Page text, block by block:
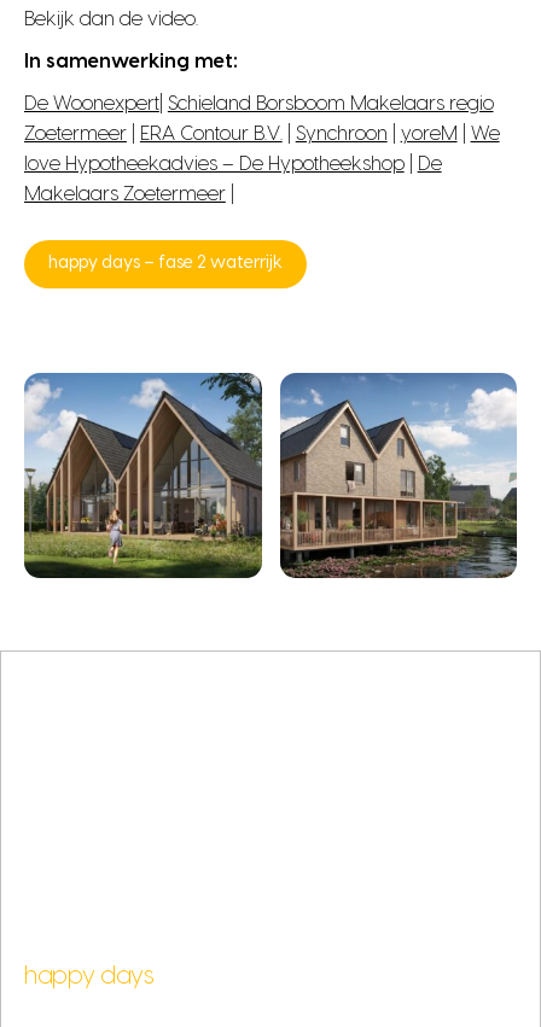
Bekijk dan de video.
In samenwerking met:
De Woonexpert| Schieland Borsboom Makelaars regio
Zoetermeer| ERA Contour B.V. Synchroon yoreM
We
love Hypotheekadvies – De Hypotheekshop| De
Makelaars Zoetermeer|
happy days – fase 2 waterrijk
happy days